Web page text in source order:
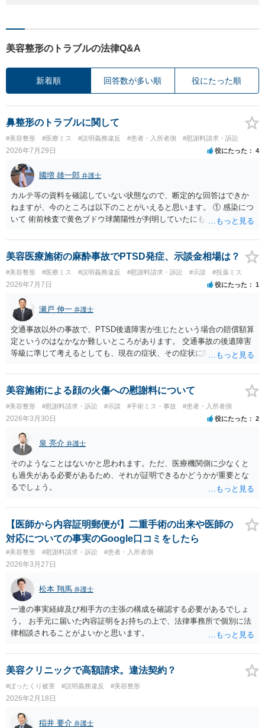
美容整形のトラブルの法律Q&A
新着順 回答数が多い順 役にたった順
鼻整形のトラブルに関して
#美容整形 #医療ミス #説明義務違反 #患者・入所者側 #慰謝料請求・訴訟
2026年7月29日 役にたった 4
國増 雄一郎 弁護士
カルテ等の資料を確認していない状態なので、断定的な回答はできか
ねますが、今のところは以下のことがいえると思います。 ① 感染につ
いて 術前検査で黄色ブドウ球菌陽性が判明していたにもかかわらず、
的な医療水準に照らして相当でないと判断された場合には、相手方の
過失が認められる可能性があります。 当時の標準的な医療水準につい
仮に左右でリスクが著しくことなるという事実が立証できるのであれ
ば、それに関する説明や選択の機会が与えられなかったことは、説明
義務違反にあたり、慰謝料が請求できる可能性があります。 ③ 鼻孔縁
挙上について 施術内容に「鼻孔緑挙上」が含まれる合意がある事実
と、それを相手方が勝手に取りやめた事実を立証できれば、債務不履
行責任を追及できる可能性があります。 また術中の変更可能性に関す
る事前の説明がなされていないのであれば、説明義務違反にあたり、
これについても損害賠償請求できる可能性があります。 詳しくは、術
前説明書や同意書の内容を精査する必要があります。 なお、請求書に
鼻孔緑挙上が実施内容として記載されている事実は、施術内容に鼻孔
緑挙上が含まれる合意がある事実を推認させる事実になると思われま
す。 ④当初の手術費用の返金や、他院での修正手術費用についても補
償を求めることが可能かについて 上記①〜③で記載された相手方の過
失又は債務不履行（他に過失又は債務不履行がある場合はそれも含
む）が認定され、それらと損害（当初の手術費用や他院での修正手術
費用）との間に相当因果関係が認められる場合は、補償を求めること
は可能です。 以上です。 何かあればご連絡ください。
美容医療施術の麻酔事故でPTSD発症、示談金相場は？
#美容整形 #医療ミス #説明義務違反 #慰謝料請求・訴訟 #示談 #投薬ミス
2026年7月7日 役にたった 1
瀬戸 伸一 弁護士
交通事故以外の事故で、PTSD後遺障害が生じたという場合の賠償額算
定というのはなかなか難しいところがあります。 交通事故の後遺障害
等級に準じて考えるとしても、現在の症状、その症状に関する医療記
ず、あっても、一定の検討をしないと算定は難しいと思いますので、
一般的には無料相談で確度の高い回答は得られないと思われます。 現
在の提案額で不満という場合、一般的には弁護士に依頼をして訴訟と
いう手続きをとったほうが、時間と手間はかかりますが、賠償額は多
くなる傾向にありますので、お近くの弁護士に依頼をするとよいと思
われます。
美容施術による顔の火傷への慰謝料について
#美容整形 #慰謝料請求・訴訟 #示談 #手術ミス・事故 #患者・入所者側
2026年3月30日 役にたった 2
泉 亮介 弁護士
そのようなことはないかと思われます。ただ、医療機関側に少なくと
も過失がある必要があるため、それが証明できるかどうかが重要とな
るでしょう。
【医師から内容証明郵便が】二重手術の出来や医師の
対応についての事実のGoogle口コミをしたら
#美容整形 #慰謝料請求・訴訟 #患者・入所者側
2026年3月27日
松本 翔馬 弁護士
一連の事実経緯及び相手方の主張の構成を確認する必要があるでしょ
う。 お手元に届いた内容証明をお持ちの上で、法律事務所で個別に法
律相談されることがよいかと思います。
美容クリニックで高額請求。違法契約？
#ぼったくり被害 #説明義務違反 #美容整形
2026年2月18日
稲井 要介 弁護士